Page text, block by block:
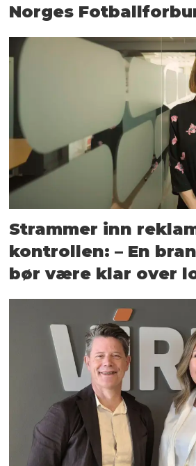
Norges
Strammer inn
kontrollen: – En
bør være klar over